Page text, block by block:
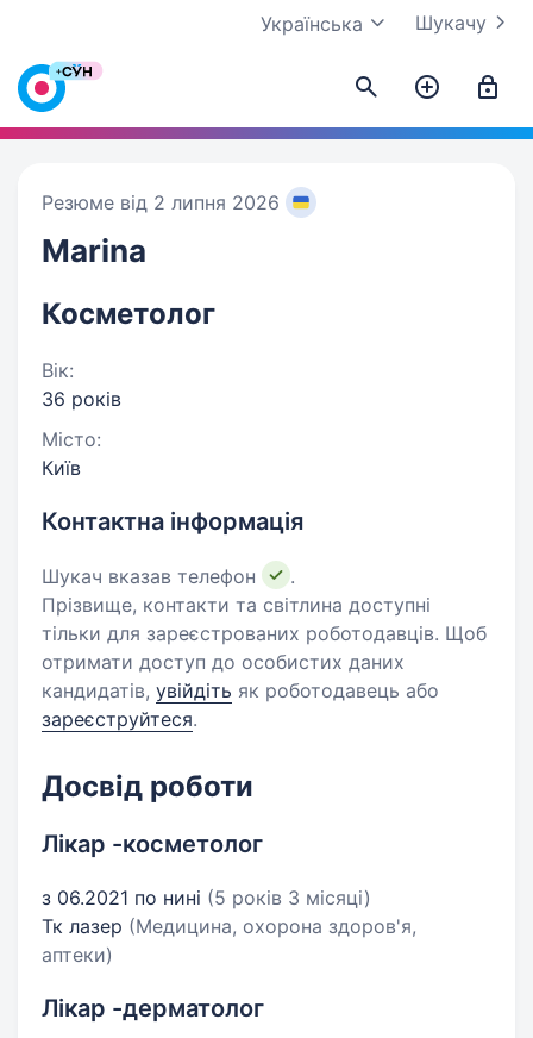
Шукачу
Українська
Резюме від 2 липня 2026
Marina
Косметолог
Вік:
36 років
Місто:
Київ
Контактна інформація
Шукач вказав телефон
.
Прізвище, контакти та світлина доступні
тільки для зареєстрованих роботодавців. Щоб
отримати доступ до особистих даних
кандидатів, увійдіть як роботодавець або
зареєструйтеся.
Досвід роботи
Лікар -косметолог
з 06.2021 по нині (5 років 3 місяці)
Тк лазер (Медицина, охорона здоров'я,
аптеки)
Лікар -дерматолог